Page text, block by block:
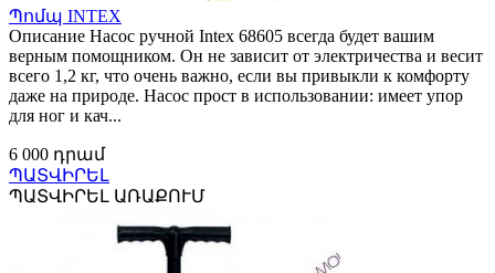
Պոմպ INTEX
Описание Насос ручной Intex 68605 всегда будет вашим
верным помощником. Он не зависит от электричества и весит
всего 1,2 кг, что очень важно, если вы привыкли к комфорту
даже на природе. Насос прост в использовании: имеет упор
для ног и кач...
6 000 դրամ
ՊԱՏՎԻՐԵԼ
ՊԱՏՎԻՐԵԼ ԱՌԱՔՈՒՄ